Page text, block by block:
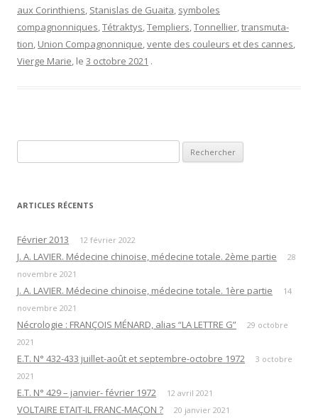
aux Corinthiens, Stanislas de Guaita, symboles
compagnonniques,Tétraktys,Templiers,Tonnellier,transmuta­
tion, Union Compagnonnique,vente des couleurs et des cannes,
Vierge Marie, le 3 octobre 2021 .
ARTICLES RÉCENTS
Février 2013 12 février 2022
J. A. LAVIER. Médecine chinoise, médecine totale. 2ème partie
28
novembre 2021
J. A. LAVIER. Médecine chinoise, médecine totale. 1ère partie
14
novembre 2021
Nécrologie : FRANÇOIS MÉNARD, alias “LA LETTRE G”
29 octobre
2021
E.T. N° 432-433 juillet-août et septembre-octobre 1972
3 octobre
2021
E.T. N° 429 – janvier- février 1972 12 avril 2021
VOLTAIRE ETAIT-IL FRANC-MAÇON ? 20 janvier 2021